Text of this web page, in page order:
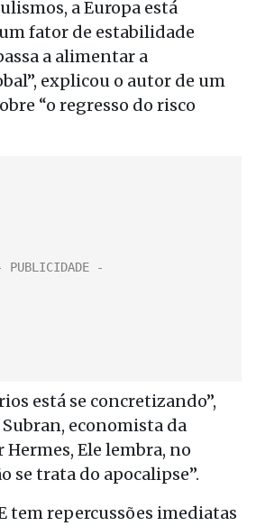
a Europa está
fator de estabilidade
a alimentar a
explicou o autor de um
“o regresso do risco
está se concretizando”,
economista da
Ele lembra, no
se trata do apocalipse”.
tem repercussões imediatas